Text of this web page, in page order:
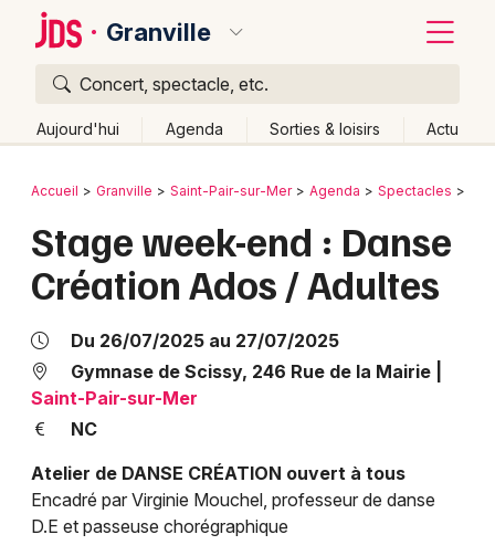
Granville
Concert, spectacle, etc.
Aujourd'hui Agenda Sorties & loisirs Actu
Publier un événement
Grands événements
Activité & Expérience
Manifestations
Foires & salons
Spectacles
Bordeaux
Colmar
Lyon
Montpellier
Retour
Accueil Granville Saint-Pair-sur-Mer Agenda Spectacles
Stage week-end : Danse
Création Ados / Adultes
Du 26/07/2025 au 27/07/2025
Gymnase de Scissy, 246 Rue de la Mairie
Saint-Pair-sur-Mer
NC
Atelier de DANSE CRÉATION ouvert à tous
Encadré par Virginie Mouchel, professeur de danse
D.E et passeuse chorégraphique
Quoi ?
Où ?
Partout
Près de moi Changer de lieu
Quand ?
Effacer les dates
Aujourd'hui
Demain Ce week-end Autre